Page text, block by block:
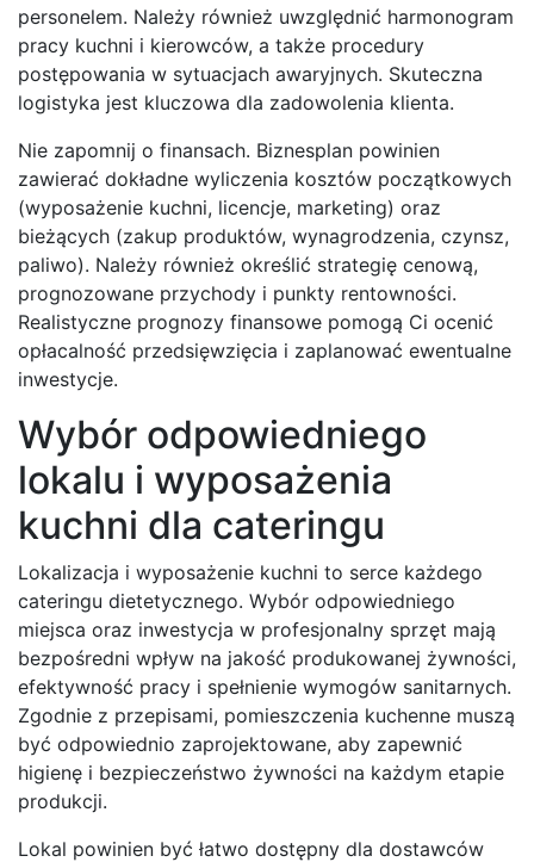
personelem. Należy również uwzględnić harmonogram
pracy kuchni i kierowców, a także procedury
postępowania w sytuacjach awaryjnych. Skuteczna
logistyka jest kluczowa dla zadowolenia klienta.
Nie zapomnij o finansach. Biznesplan powinien
zawierać dokładne wyliczenia kosztów początkowych
(wyposażenie kuchni, licencje, marketing) oraz
bieżących (zakup produktów, wynagrodzenia, czynsz,
paliwo). Należy również określić strategię cenową,
prognozowane przychody i punkty rentowności.
Realistyczne prognozy finansowe pomogą Ci ocenić
opłacalność przedsięwzięcia i zaplanować ewentualne
inwestycje.
Wybór odpowiedniego
lokalu i wyposażenia
kuchni dla cateringu
Lokalizacja i wyposażenie kuchni to serce każdego
cateringu dietetycznego. Wybór odpowiedniego
miejsca oraz inwestycja w profesjonalny sprzęt mają
bezpośredni wpływ na jakość produkowanej żywności,
efektywność pracy i spełnienie wymogów sanitarnych.
Zgodnie z przepisami, pomieszczenia kuchenne muszą
być odpowiednio zaprojektowane, aby zapewnić
higienę i bezpieczeństwo żywności na każdym etapie
produkcji.
Lokal powinien być łatwo dostępny dla dostawców